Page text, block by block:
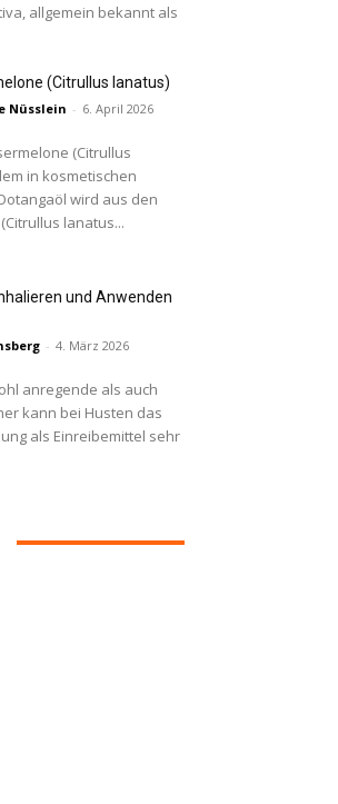
allgemein bekannt als
(Citrullus lanatus)
Nüsslein - 6. April 2026
(Citrullus
in kosmetischen
wird aus den
lanatus...
und Anwenden
- 4. März 2026
anregende als auch
kann bei Husten das
als Einreibemittel sehr